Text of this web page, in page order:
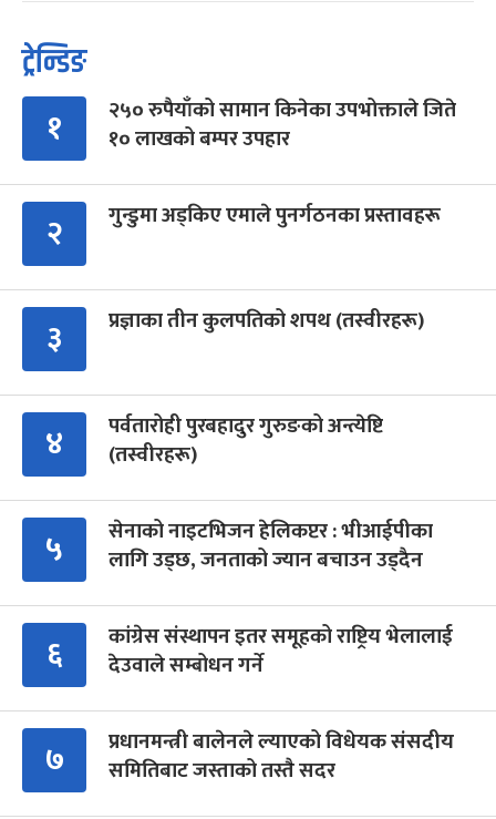
ट्रेन्डिङ
१
२५० रुपैयाँको सामान किनेका उपभोक्ताले जिते
१० लाखको बम्पर उपहार
२ गुन्डुमा अड्किए एमाले पुनर्गठनका प्रस्तावहरू
३ प्रज्ञाका तीन कुलपतिको शपथ (तस्वीरहरू)
४
पर्वतारोही पुरबहादुर गुरुङको अन्त्येष्टि
(तस्वीरहरू)
५
सेनाको नाइटभिजन हेलिकप्टर : भीआईपीका
लागि उड्छ, जनताको ज्यान बचाउन उड्दैन
६
कांग्रेस संस्थापन इतर समूहको राष्ट्रिय भेलालाई
देउवाले सम्बोधन गर्ने
७
प्रधानमन्त्री बालेनले ल्याएको विधेयक संसदीय
समितिबाट जस्ताको तस्तै सदर